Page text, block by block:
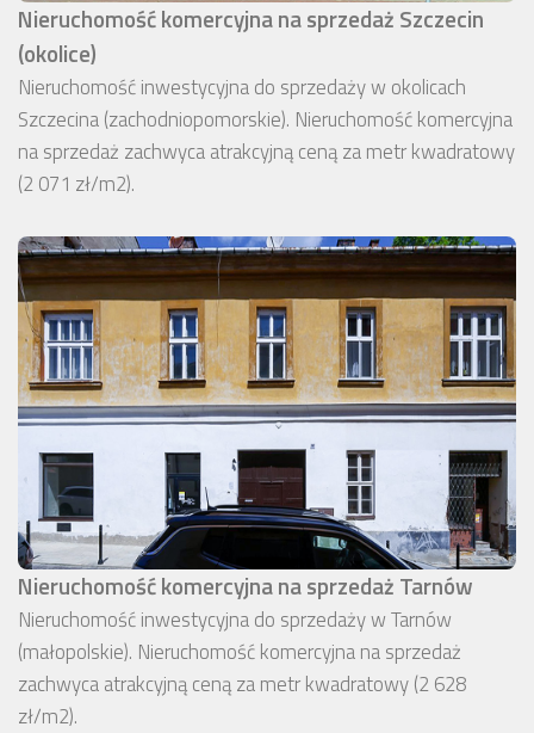
Nieruchomość komercyjna na sprzedaż Szczecin
(okolice)
Nieruchomość inwestycyjna do sprzedaży w okolicach
Szczecina (zachodniopomorskie). Nieruchomość komercyjna
na sprzedaż zachwyca atrakcyjną ceną za metr kwadratowy
(2 071 zł/m2).
Nieruchomość komercyjna na sprzedaż Tarnów
Nieruchomość inwestycyjna do sprzedaży w Tarnów
(małopolskie). Nieruchomość komercyjna na sprzedaż
zachwyca atrakcyjną ceną za metr kwadratowy (2 628
zł/m2).